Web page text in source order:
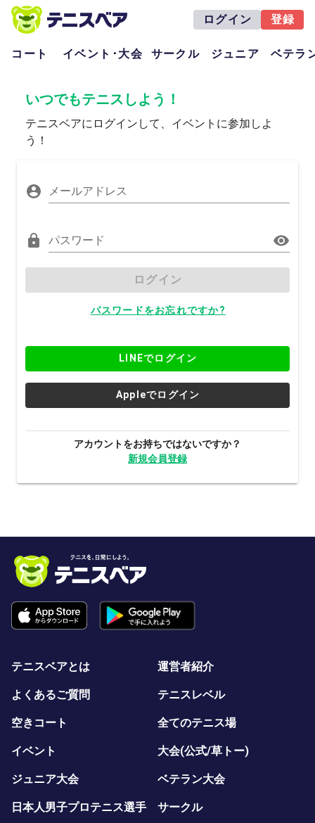
ログイン 登録
コート イベント･大会 サークル ジュニア ベテラ
いつでもテニスしよう！
テニスベアにログインして、イベントに参加しよ
う！
メールアドレス
パスワード
ログイン
パスワードをお忘れですか?
LINEでログイン
Appleでログイン
アカウントをお持ちではないですか？
新規会員登録
テニスベアとは 運営者紹介
よくあるご質問 テニスレベル
空きコート 全てのテニス場
イベント 大会(公式/草トー)
ジュニア大会 ベテラン大会
日本人男子プロテニス選手 サークル